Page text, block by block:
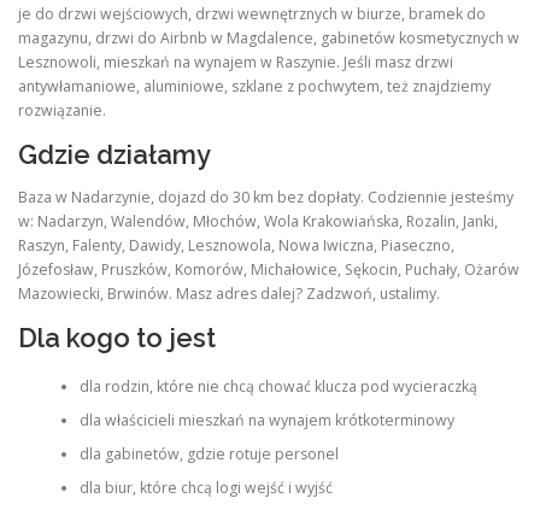
je do drzwi wejściowych, drzwi wewnętrznych w biurze, bramek do
magazynu, drzwi do Airbnb w Magdalence, gabinetów kosmetycznych w
Lesznowoli, mieszkań na wynajem w Raszynie. Jeśli masz drzwi
antywłamaniowe, aluminiowe, szklane z pochwytem, też znajdziemy
rozwiązanie.
Gdzie działamy
Baza w Nadarzynie, dojazd do 30 km bez dopłaty. Codziennie jesteśmy
w: Nadarzyn, Walendów, Młochów, Wola Krakowiańska, Rozalin, Janki,
Raszyn, Falenty, Dawidy, Lesznowola, Nowa Iwiczna, Piaseczno,
Józefosław, Pruszków, Komorów, Michałowice, Sękocin, Puchały, Ożarów
Mazowiecki, Brwinów. Masz adres dalej? Zadzwoń, ustalimy.
Dla kogo to jest
dla rodzin, które nie chcą chować klucza pod wycieraczką
dla właścicieli mieszkań na wynajem krótkoterminowy
dla gabinetów, gdzie rotuje personel
dla biur, które chcą logi wejść i wyjść